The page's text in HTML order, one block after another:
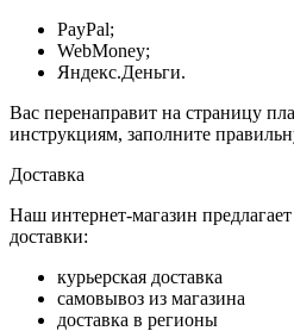
PayPal;
WebMoney;
Яндекс.Деньги.
Вас перенаправит на страницу
инструкциям, заполните
Доставка
Наш интернет-магазин
доставки:
курьерская доставка
самовывоз из магазина
доставка в регионы